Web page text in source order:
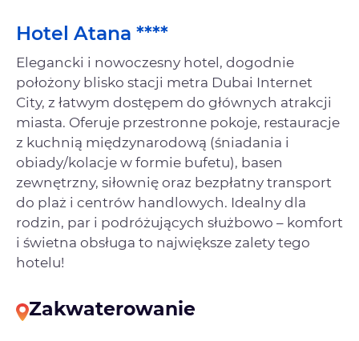
Hotel Atana ****
Elegancki i nowoczesny hotel, dogodnie
położony blisko stacji metra Dubai Internet
City, z łatwym dostępem do głównych atrakcji
miasta. Oferuje przestronne pokoje, restauracje
z kuchnią międzynarodową (śniadania i
obiady/kolacje w formie bufetu), basen
zewnętrzny, siłownię oraz bezpłatny transport
do plaż i centrów handlowych. Idealny dla
rodzin, par i podróżujących służbowo – komfort
i świetna obsługa to największe zalety tego
hotelu!
Zakwaterowanie